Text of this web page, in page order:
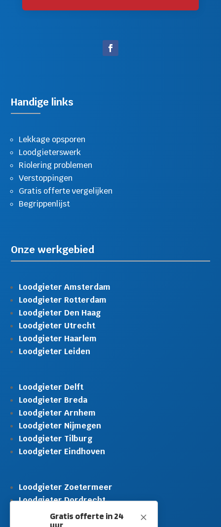
M
Gratis offerte in 24
uur
Handige links
Lekkage opsporen
Loodgieterswerk
Riolering problemen
Verstoppingen
Gratis offerte vergelijken
Begrippenlijst
Onze werkgebied
Loodgieter Amsterdam
Loodgieter Rotterdam
Loodgieter Den Haag
Loodgieter Utrecht
Loodgieter Haarlem
Loodgieter Leiden
Loodgieter Delft
Loodgieter Breda
Loodgieter Arnhem
Loodgieter Nijmegen
Loodgieter Tilburg
Loodgieter Eindhoven
Loodgieter Zoetermeer
Loodgieter Dordrecht
Loodgieter Rijswijk